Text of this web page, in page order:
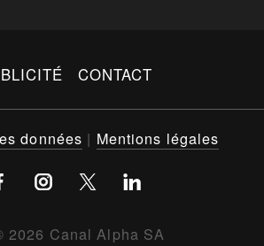
CONTACT
2026 Canal Alpha SA
données | Mentions légales